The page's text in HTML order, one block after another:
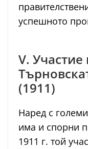
успешното
V.
(1911)
Наред с
има и спорни
1911 г. той